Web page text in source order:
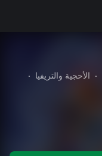
• الأحجية والتريفيا
•